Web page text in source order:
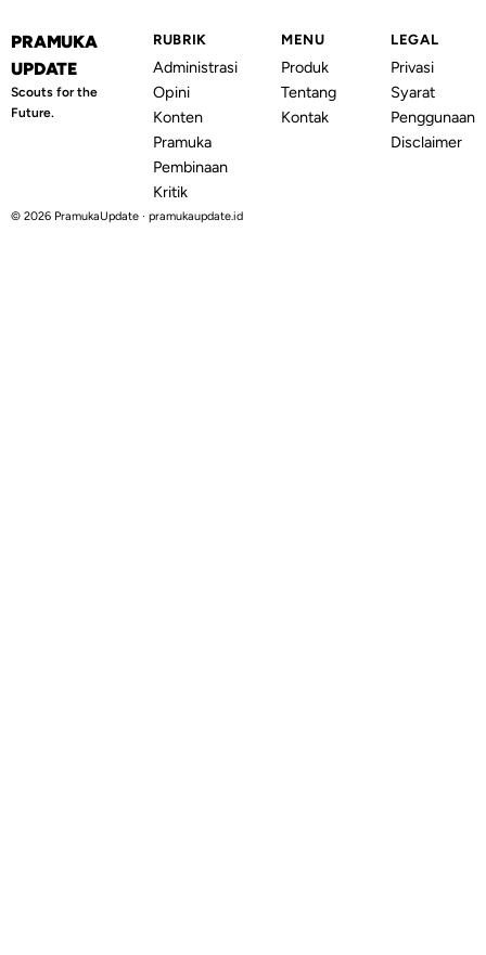
PRAMUKA
UPDATE
Scouts for the
Future.
RUBRIK
Administrasi
Opini
Konten
Pramuka
Pembinaan
Kritik
MENU
Produk
Tentang
Kontak
LEGAL
Privasi
Syarat
Penggunaan
Disclaimer
© 2026 PramukaUpdate · pramukaupdate.id